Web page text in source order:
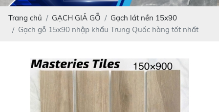
Trang chủ GẠCH GIẢ GỖ
Gạch lát nền 15x90
Gạch gỗ 15x90 nhập khẩu Trung Quốc hàng tốt nhất